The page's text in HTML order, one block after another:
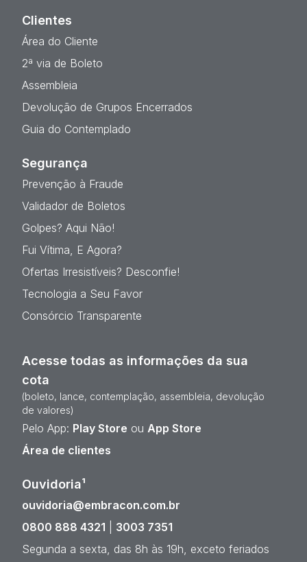
Clientes
Área do Cliente
2ª via de Boleto
Assembleia
Devolução de Grupos Encerrados
Guia do Contemplado
Segurança
Prevenção à Fraude
Validador de Boletos
Golpes? Aqui Não!
Fui Vítima, E Agora?
Ofertas Irresistíveis? Desconfie!
Tecnologia a Seu Favor
Consórcio Transparente
Acesse todas as informações da sua
cota
(boleto, lance, contemplação, assembleia, devolução
de valores)
Pelo App: Play Store ou App Store
Área de clientes
Ouvidoria¹
ouvidoria@embracon.com.br
0800 888 4321
3003 7351
Segunda a sexta, das 8h às 19h, exceto feriados